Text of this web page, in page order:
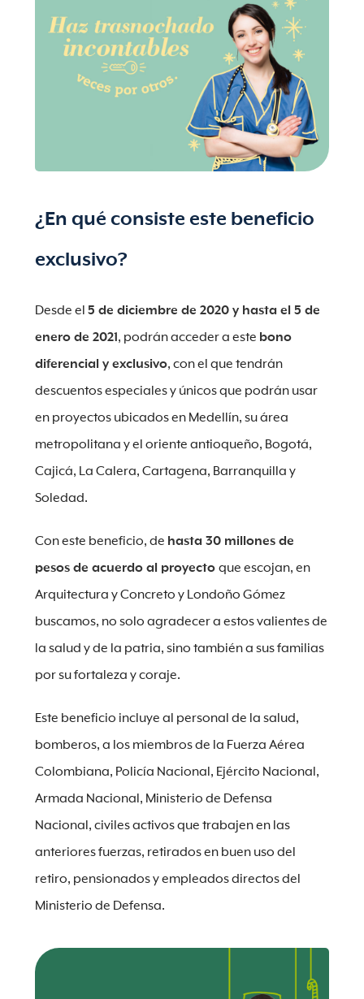
¿En qué consiste este beneficio
exclusivo?
Desde el 5 de diciembre de 2020 y hasta el 5 de
enero de 2021, podrán acceder a este bono
diferencial y exclusivo, con el que tendrán
descuentos especiales y únicos que podrán usar
en proyectos ubicados en Medellín, su área
metropolitana y el oriente antioqueño, Bogotá,
Cajicá, La Calera, Cartagena, Barranquilla y
Soledad.
Con este beneficio, de hasta 30 millones de
pesos de acuerdo al proyecto que escojan, en
Arquitectura y Concreto y Londoño Gómez
buscamos, no solo agradecer a estos valientes de
la salud y de la patria, sino también a sus familias
por su fortaleza y coraje.
Este beneficio incluye al personal de la salud,
bomberos, a los miembros de la Fuerza Aérea
Colombiana, Policía Nacional, Ejército Nacional,
Armada Nacional, Ministerio de Defensa
Nacional, civiles activos que trabajen en las
anteriores fuerzas, retirados en buen uso del
retiro, pensionados y empleados directos del
Ministerio de Defensa.